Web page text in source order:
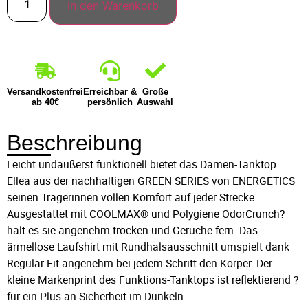
In den Warenkorb
Versandkostenfrei
ab 40€
Erreichbar &
persönlich
Große
Auswahl
Beschreibung
Leicht undäußerst funktionell bietet das Damen-Tanktop
Ellea aus der nachhaltigen GREEN SERIES von ENERGETICS
seinen Trägerinnen vollen Komfort auf jeder Strecke.
Ausgestattet mit COOLMAX® und Polygiene OdorCrunch?
hält es sie angenehm trocken und Gerüche fern. Das
ärmellose Laufshirt mit Rundhalsausschnitt umspielt dank
Regular Fit angenehm bei jedem Schritt den Körper. Der
kleine Markenprint des Funktions-Tanktops ist reflektierend ?
für ein Plus an Sicherheit im Dunkeln.